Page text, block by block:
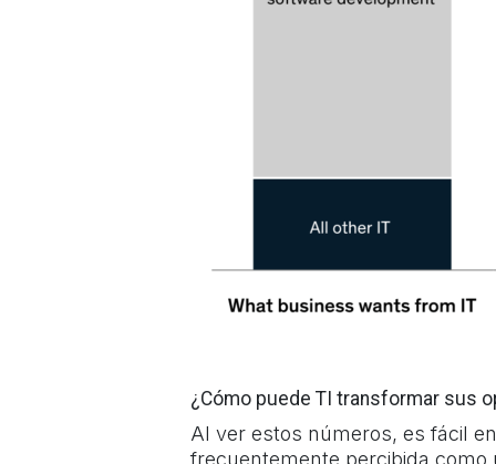
¿Cómo puede TI transformar sus
Al ver estos números, es fácil
frecuentemente percibida